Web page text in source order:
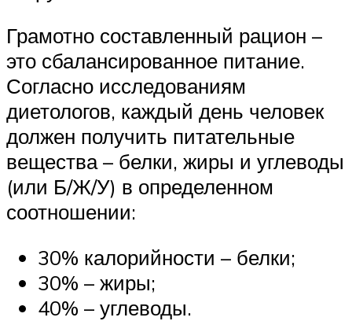
Грамотно составленный рацион –
это сбалансированное питание.
Согласно исследованиям
диетологов, каждый день человек
должен получить питательные
вещества – белки, жиры и углеводы
(или Б/Ж/У) в определенном
соотношении:
30% калорийности – белки;
30% – жиры;
40% – углеводы.